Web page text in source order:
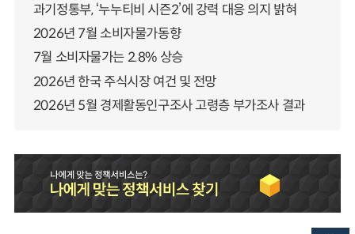
과기정통부, ‘누누티비 시즌2’에 강력 대응 의지 밝혀
2026년 7월 소비자물가동향
7월 소비자물가는 2.8% 상승
2026년 한국 주식시장 여건 및 전망
2026년 5월 경제활동인구조사 고령층 부가조사 결과